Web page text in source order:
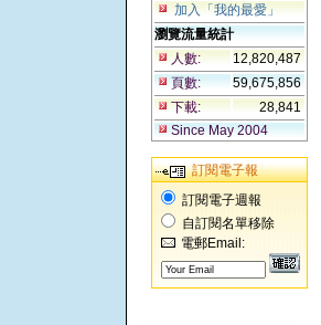
加入「我的最愛」
瀏覽流量統計
人數:
12,820,487
頁數:
59,675,856
下載:
28,841
Since May 2004
訂閱電子報
訂閱電子週報
自訂閱名單移除
電郵Email: